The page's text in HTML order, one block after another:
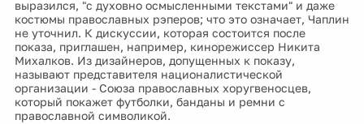
выразился, "с духовно осмысленными текстами" и даже
костюмы православных рэперов; что это означает, Чаплин
не уточнил. К дискуссии, которая состоится после
показа, приглашен, например, кинорежиссер Никита
Михалков. Из дизайнеров, допущенных к показу,
называют представителя националистической
организации - Союза православных хоругвеносцев,
который покажет футболки, банданы и ремни с
православной символикой.